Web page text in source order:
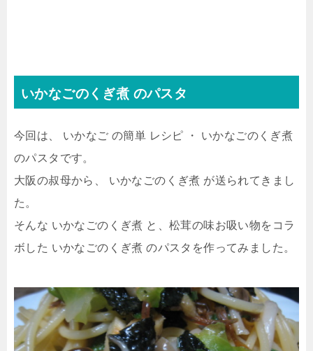
いかなごのくぎ煮 のパスタ
今回は、 いかなご の簡単 レシピ ・ いかなごのくぎ煮
のパスタです。
大阪の叔母から、 いかなごのくぎ煮 が送られてきまし
た。
そんな いかなごのくぎ煮 と、松茸の味お吸い物をコラ
ボした いかなごのくぎ煮 のパスタを作ってみました。